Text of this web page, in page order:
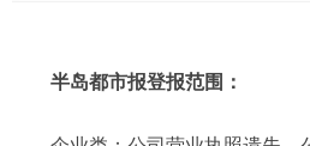
半岛都市报登报范围：